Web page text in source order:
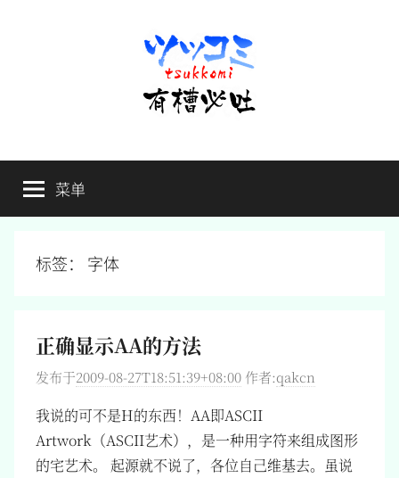
有
槽
必
槽，
毋
菜单
标签： 字体
正确显示AA的方法
发布于2009-08-27T18:51:39+08:00 作者:qakcn
我说的可不是H的东西！AA即ASCII
Artwork（ASCII艺术），是一种用字符来组成图形
的宅艺术。 起源就不说了，各位自己维基去。虽说